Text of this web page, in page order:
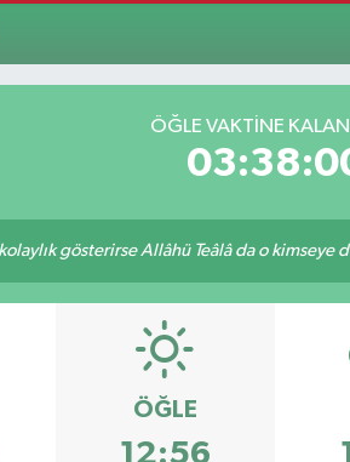
ÖĞLE VAKTİNE KALAN
kolaylık gösterirse Allâhü Teâlâ da o
ÖĞLE
12:56